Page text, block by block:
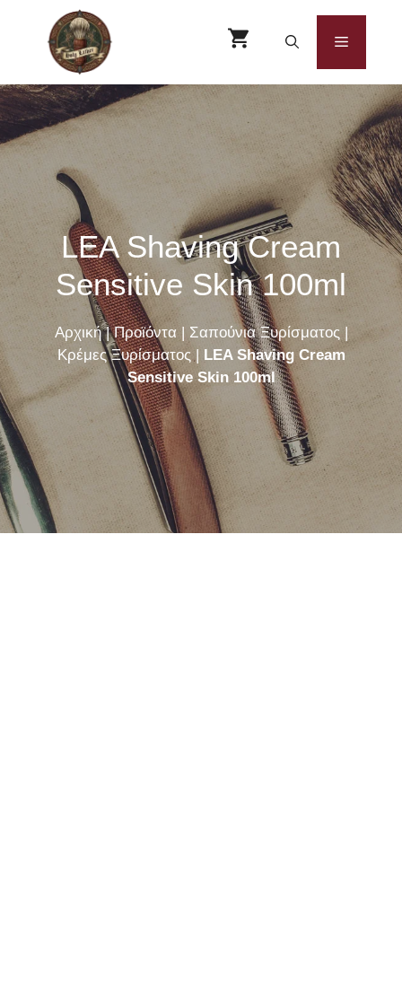
Μετάβαση
περιεχόμενο
Μενού
LEA Shaving Cream
Sensitive Skin 100ml
Αρχική|Προϊόντα| Σαπούνια Ξυρίσματος |
Κρέμες Ξυρίσματος| LEA Shaving Cream
Sensitive Skin 100ml